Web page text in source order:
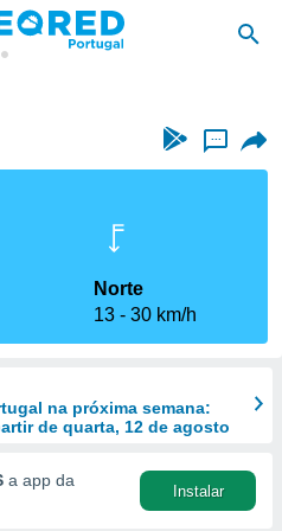
...
Norte
13
30 km/h
na próxima semana:
de quarta, 12 de agosto
a app da
Instalar